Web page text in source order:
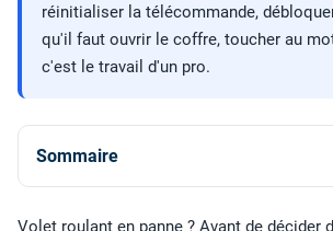
réinitialiser la télécommande,
qu'il faut ouvrir le coffre, toucher au
c'est le travail d'un pro.
Sommaire
Volet roulant en panne ? Avant de décider